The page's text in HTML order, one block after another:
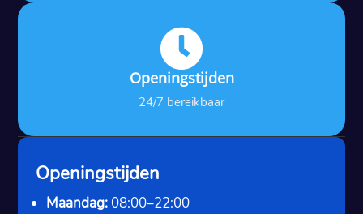

Openingstijden
24/7 bereikbaar
Openingstijden
Maandag: 08:00–22:00